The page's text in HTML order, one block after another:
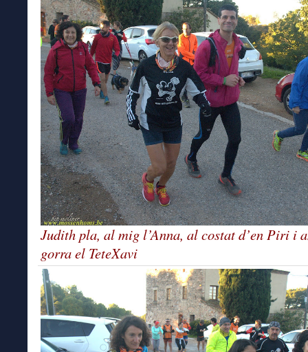
Judith pla, al mig l’Anna, al costat d’en Piri i
gorra el TeteXavi